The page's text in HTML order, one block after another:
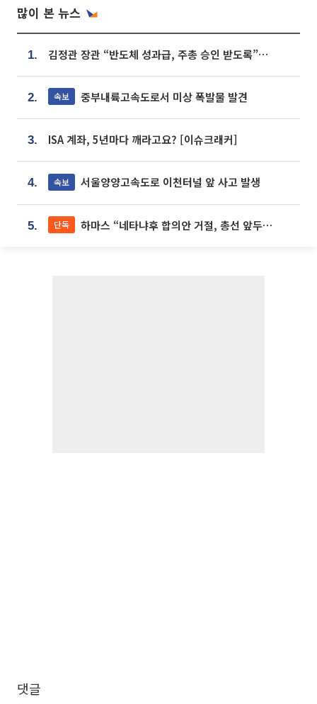
많이 본 뉴스
1. 김정관 장관 “반도체 성과급, 주총 승인 받도록”…상법·자본시장법 개정 시사
2. 속보 중부내륙고속도로서 미상 폭발물 발견
3. ISA 계좌, 5년마다 깨라고요? [이슈크래커]
4. 속보 서울양양고속도로 이천터널 앞 사고 발생
5. 단독 하마스 “네타냐후 합의안 거절, 총선 앞두고 시간 끌기”
댓글